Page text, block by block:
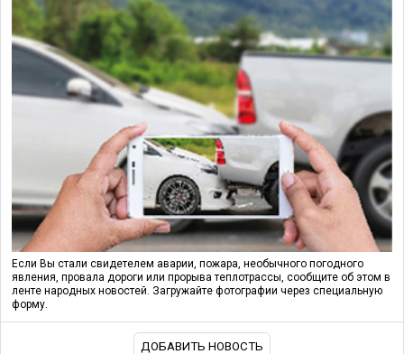
Если Вы стали свидетелем аварии, пожара, необычного погодного
явления, провала дороги или прорыва теплотрассы, сообщите об этом в
ленте народных новостей. Загружайте фотографии через специальную
форму.
ДОБАВИТЬ НОВОСТЬ